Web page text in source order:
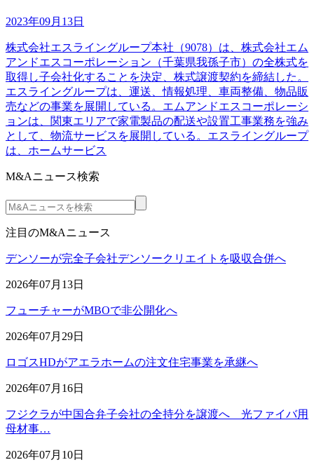
2023年09月13日
株式会社エスライングループ本社（9078）は、株式会社エム
アンドエスコーポレーション（千葉県我孫子市）の全株式を
取得し子会社化することを決定、株式譲渡契約を締結した。
エスライングループは、運送、情報処理、車両整備、物品販
売などの事業を展開している。エムアンドエスコーポレーシ
ョンは、関東エリアで家電製品の配送や設置工事業務を強み
として、物流サービスを展開している。エスライングループ
は、ホームサービス
M&Aニュース検索
注目のM&Aニュース
デンソーが完全子会社デンソークリエイトを吸収合併へ
2026年07月13日
フューチャーがMBOで非公開化へ
2026年07月29日
ロゴスHDがアエラホームの注文住宅事業を承継へ
2026年07月16日
フジクラが中国合弁子会社の全持分を譲渡へ 光ファイバ用
母材事…
2026年07月10日